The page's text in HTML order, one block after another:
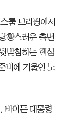
룸 브리핑에서
황스러운 측면
받침하는 핵심
비에 기울인 노
바이든 대통령